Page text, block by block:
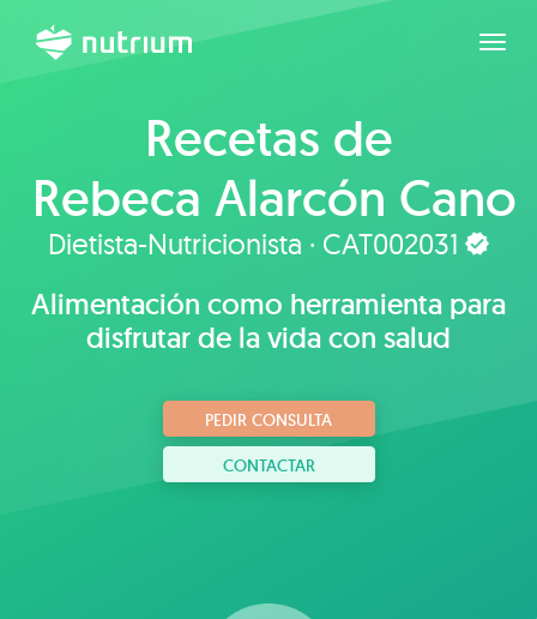
Recetas de
Rebeca Alarcón Cano
Dietista-Nutricionista · CAT002031
Alimentación como herramienta para
disfrutar de la vida con salud
PEDIR CONSULTA
CONTACTAR